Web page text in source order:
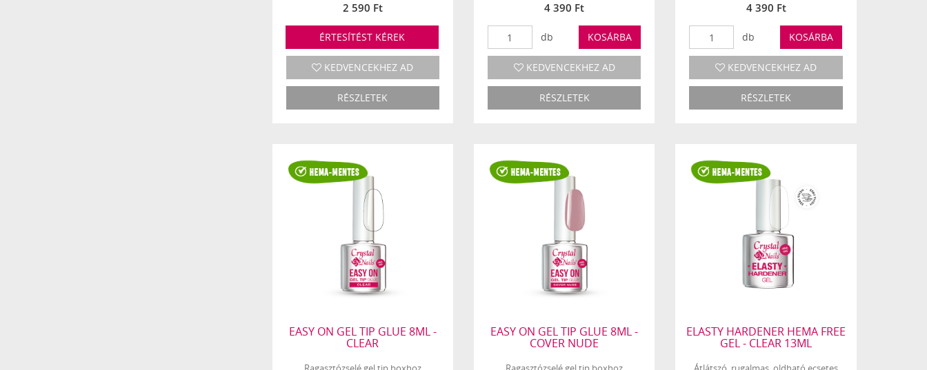
2 590 Ft
ÉRTESÍTÉST KÉREK
KEDVENCEKHEZ AD
RÉSZLETEK
4 390 Ft
db KOSÁRBA
KEDVENCEKHEZ AD
RÉSZLETEK
4 390 Ft
db KOSÁRBA
KEDVENCEKHEZ AD
RÉSZLETEK
EASY ON GEL TIP GLUE 8ML -
CLEAR
EASY ON GEL TIP GLUE 8ML -
COVER NUDE
ELASTY HARDENER HEMA FREE
GEL - CLEAR 13ML